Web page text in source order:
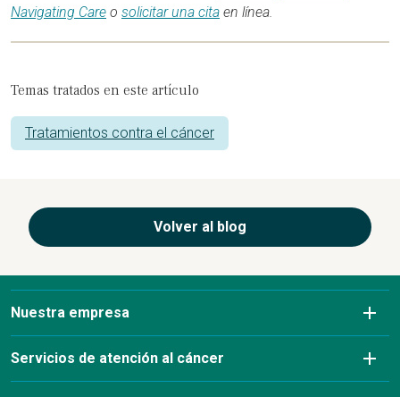
Navigating Care o solicitar una cita en línea.
Temas tratados en este artículo
Tratamientos contra el cáncer
Volver al blog
Nuestra empresa
Sobre nosotros
Afecciones que tratamos
Servicios de atención al cáncer